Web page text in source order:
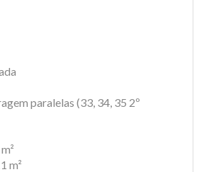
paralelas (33, 34, 35 2º
m²